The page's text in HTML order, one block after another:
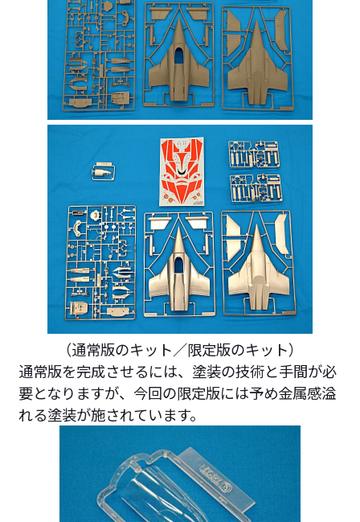
（通常版のキット／限定版のキット）
通常版を完成させるには、塗装の技術と手間が必
要となりますが、今回の限定版には予め金属感溢
れる塗装が施されています。